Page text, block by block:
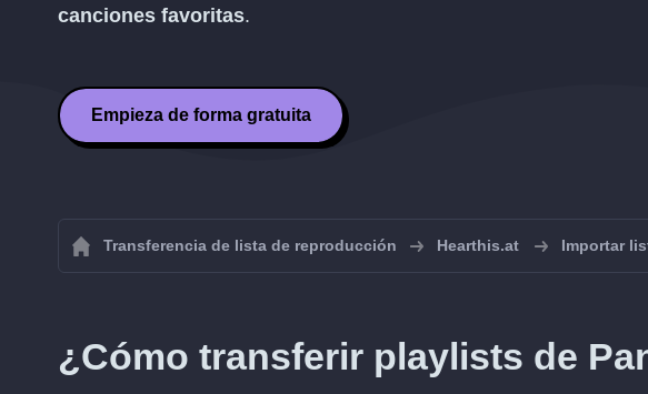
canciones favoritas.
Empieza de forma gratuita
Transferencia de lista de reproducción Hearthis.at Importar
¿Cómo transferir playlists de